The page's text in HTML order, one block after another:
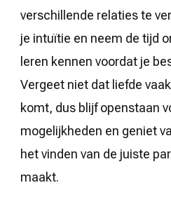
verschillende relaties te
je intuïtie en neem de tijd
leren kennen voordat je
Vergeet niet dat liefde
komt, dus blijf openstaan
mogelijkheden en geniet
het vinden van de juiste
maakt.